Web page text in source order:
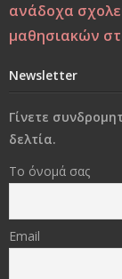
Η Παιδεία και
Η σωματική
μορφές βίας
Στο διάβα της
άνθρωπος..!
«Δεν
βυθιζόμενοι
ανάδοχα
μαθησιακών
Newsletter
Γίνετε
δελτία.
Το όνομά σας
Email